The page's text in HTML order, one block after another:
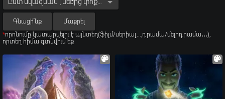
Գնացի՛նք
Մաքրել
*որոնումը կատարվելու է այնտեղ(ֆիլմ/սերիալ...,դրամա/մելոդրամա․․․),
որտեղ հիմա գտնվում եք